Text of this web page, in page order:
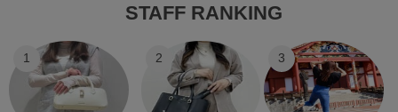
STAFF RANKING
1 2 3